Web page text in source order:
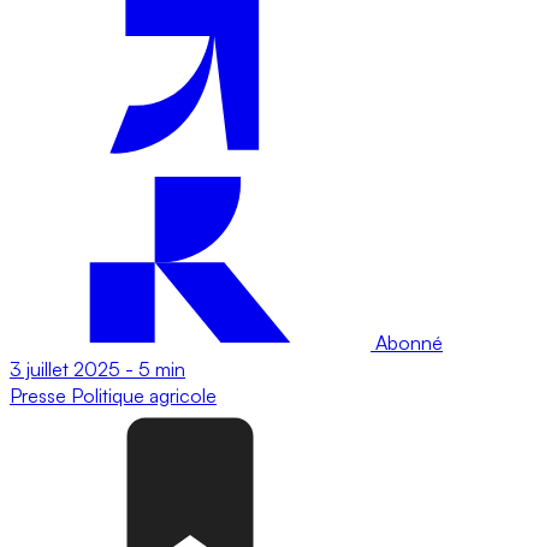
Abonné
3 juillet 2025 - 5 min
Presse Politique agricole